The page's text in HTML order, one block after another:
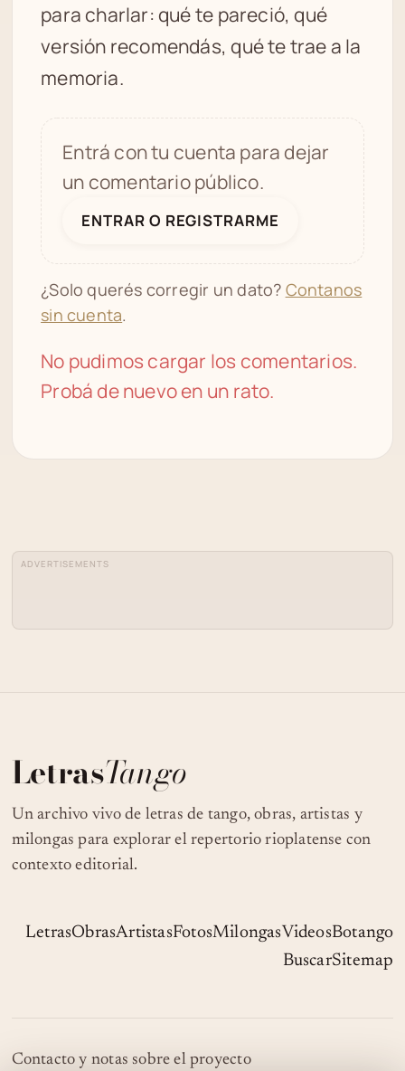
para charlar: qué te pareció, qué
versión recomendás, qué te trae a la
memoria.
Entrá con tu cuenta para dejar
un comentario público.
ENTRAR O REGISTRARME
¿Solo querés corregir un dato? Contanos
sin cuenta.
No pudimos cargar los comentarios.
Probá de nuevo en un rato.
ADVERTISEMENTS
LetrasTango
Un archivo vivo de letras de tango, obras, artistas y
milongas para explorar el repertorio rioplatense con
contexto editorial.
LetrasObrasArtistasFotosMilongasVideosBotango
BuscarSitemap
Contacto y notas sobre el proyecto